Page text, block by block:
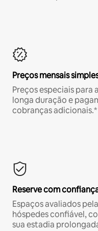
Preços mensais
Preços especiais
longa duração e
cobranças adicionais.*
Reserve com
Espaços avaliados
hóspedes confiável,
sua estadia